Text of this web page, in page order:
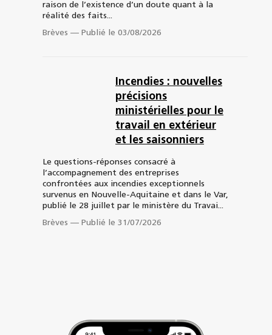
raison de l’existence d’un doute quant à la
réalité des faits...
Brèves — Publié le 03/08/2026
Incendies : nouvelles
précisions
ministérielles pour le
travail en extérieur
et les saisonniers
Le questions-réponses consacré à
l’accompagnement des entreprises
confrontées aux incendies exceptionnels
survenus en Nouvelle-Aquitaine et dans le Var,
publié le 28 juillet par le ministère du Travai...
Brèves — Publié le 31/07/2026